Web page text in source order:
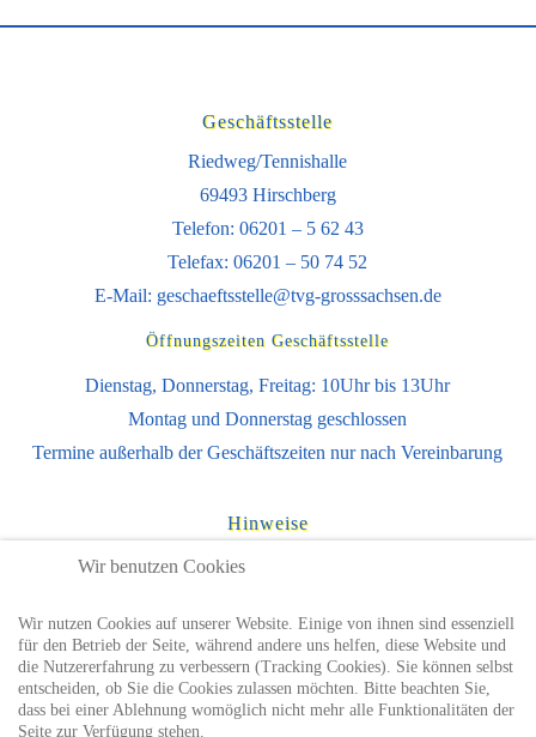
Geschäftsstelle
Riedweg/Tennishalle
69493 Hirschberg
Telefon: 06201 – 5 62 43
Telefax: 06201 – 50 74 52
E-Mail: geschaeftsstelle@tvg-grosssachsen.de
Öffnungszeiten Geschäftsstelle
Dienstag, Donnerstag, Freitag: 10Uhr bis 13Uhr
Montag und Donnerstag geschlossen
Termine außerhalb der Geschäftszeiten nur nach Vereinbarung
Hinweise
Impressum
Nutzungsbedingungen
Sie finden uns auch auf
Wir benutzen Cookies
Wir nutzen Cookies auf unserer Website. Einige von ihnen sind essenziell
für den Betrieb der Seite, während andere uns helfen, diese Website und
die Nutzererfahrung zu verbessern (Tracking Cookies). Sie können selbst
entscheiden, ob Sie die Cookies zulassen möchten. Bitte beachten Sie,
dass bei einer Ablehnung womöglich nicht mehr alle Funktionalitäten der
Seite zur Verfügung stehen.